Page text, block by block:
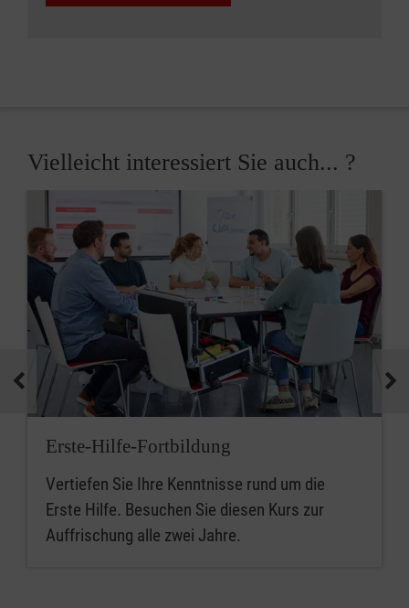
Vielleicht interessiert Sie auch... ?
Erste-Hilfe-Fortbildung
Vertiefen Sie Ihre Kenntnisse rund um die
Erste Hilfe. Besuchen Sie diesen Kurs zur
Auffrischung alle zwei Jahre.